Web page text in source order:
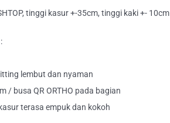
tinggi kasur +-35cm, tinggi kaki +- 10cm
lembut dan nyaman
/ busa QR ORTHO pada bagian
terasa empuk dan kokoh